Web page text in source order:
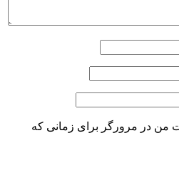
من در مرورگر برای زمانی که